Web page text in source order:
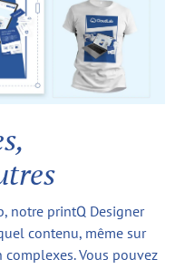
notre printQ Designer
contenu, même sur
Vous pouvez